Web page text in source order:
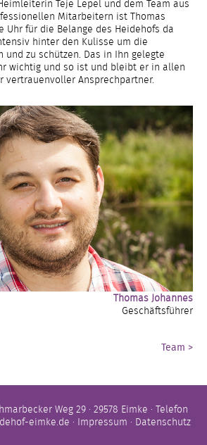
Teje Lepel und dem Team aus
Mitarbeitern ist Thomas
Uhr für die Belange des Heidehofs da
hinter den Kulisse um die
und zu schützen. Das in Ihn gelegte
wichtig und so ist und bleibt er in allen
vertrauenvoller Ansprechpartner.
Thomas Johannes
Geschäftsführer
Team >
Weg 29 · 29578 Eimke · Telefon
eimke.de · Impressum · Datenschutz